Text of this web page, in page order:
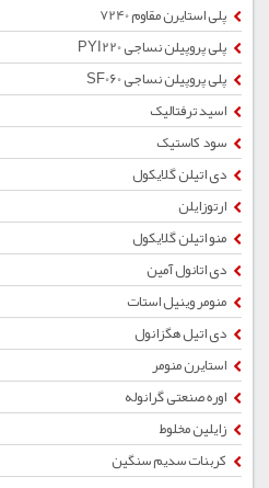
پلی استایرن مقاوم 7240
پلی پروپیلن نساجی PYI220
پلی پروپیلن نساجی SF060
اسید ترفتالیک
سود کاستیک
دی اتیلن گلایکول
ارتوزایلن
منو اتیلن گلایکول
دی اتانول آمین
منومر وینیل استات
دی اتیل هگزانول
استایرن منومر
اوره صنعتی گرانوله
زایلین مخلوط
کربنات سدیم سنگین